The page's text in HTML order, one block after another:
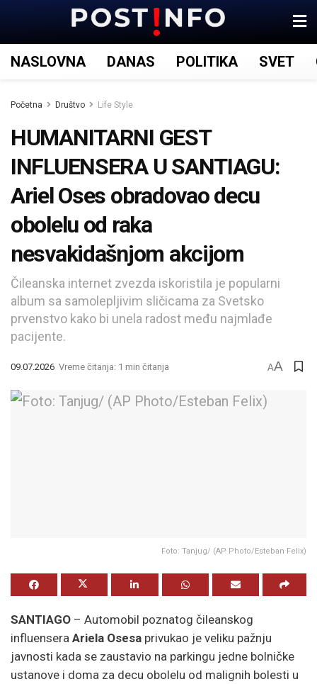
NASLOVNA DANAS POLITIKA SVET
Početna Društvo Life Style
HUMANITARNI GEST
INFLUENSERA U SANTIAGU:
Ariel Oses obradovao decu
obolelu od raka
nesvakidašnjom akcijom
Čileanska internet zvezda iskoristila je popularni
album sa samolepljivim sličicama za Svetsko
prvenstvo kako bi unela radost među najmlađe
pacijente.
09.07.2026 Vreme čitanja: 1 min čitanja AA
Foto: Tanjug/ (AP Photo/Esteban Felix)
SANTIAGO – Automobil poznatog čileanskog
influensera Ariela Osesa privukao je veliku pažnju
javnosti kada se zaustavio na parkingu jedne bolničke
ustanove i doma za decu obolelu od malignih bolesti u